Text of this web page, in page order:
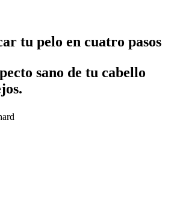
tu pelo en cuatro pasos
sano de tu cabello